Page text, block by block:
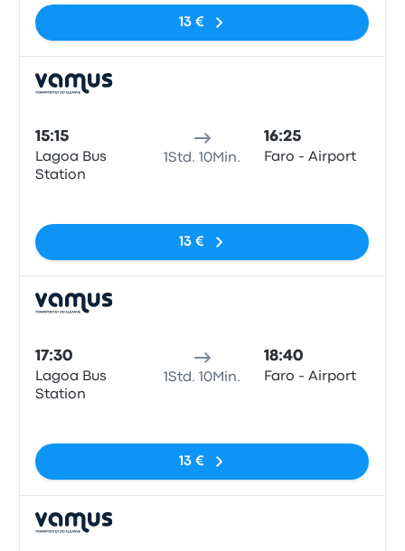
13 €
15:15
Lagoa Bus
Station
1Std. 10Min.
16:25
Faro - Airport
13 €
17:30
Lagoa Bus
Station
1Std. 10Min.
18:40
Faro - Airport
13 €